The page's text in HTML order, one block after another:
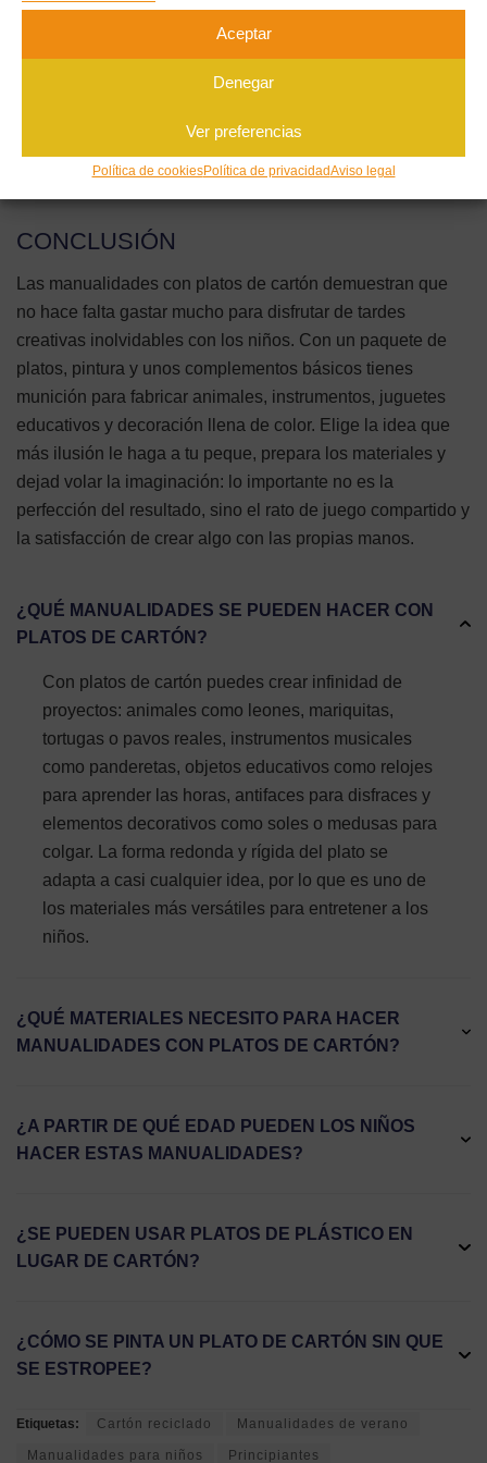
Aceptar
Denegar
Ver preferencias
Política de cookiesPolítica de privacidadAviso legal
decorativas, como el sol o la medusa, lucen mucho
colgadas en la habitación; las funcionales, como la cesta o
cuando os canséis de alguna, el cartón se puede
sin problema, cerrando así el ciclo de un material que
CONCLUSIÓN
Las manualidades con platos de cartón demuestran que
no hace falta gastar mucho para disfrutar de tardes
creativas inolvidables con los niños. Con un paquete de
platos, pintura y unos complementos básicos tienes
munición para fabricar animales, instrumentos, juguetes
educativos y decoración llena de color. Elige la idea que
más ilusión le haga a tu peque, prepara los materiales y
dejad volar la imaginación: lo importante no es la
perfección del resultado, sino el rato de juego compartido y
la satisfacción de crear algo con las propias manos.
¿QUÉ MANUALIDADES SE PUEDEN HACER CON
PLATOS DE CARTÓN?
Con platos de cartón puedes crear infinidad de
proyectos: animales como leones, mariquitas,
tortugas o pavos reales, instrumentos musicales
como panderetas, objetos educativos como relojes
para aprender las horas, antifaces para disfraces y
elementos decorativos como soles o medusas para
colgar. La forma redonda y rígida del plato se
adapta a casi cualquier idea, por lo que es uno de
los materiales más versátiles para entretener a los
niños.
¿QUÉ MATERIALES NECESITO PARA HACER
MANUALIDADES CON PLATOS DE CARTÓN?
¿A PARTIR DE QUÉ EDAD PUEDEN LOS NIÑOS
HACER ESTAS MANUALIDADES?
¿SE PUEDEN USAR PLATOS DE PLÁSTICO EN
LUGAR DE CARTÓN?
¿CÓMO SE PINTA UN PLATO DE CARTÓN SIN QUE
SE ESTROPEE?
Etiquetas: Cartón reciclado Manualidades de verano
Manualidades para niños Principiantes